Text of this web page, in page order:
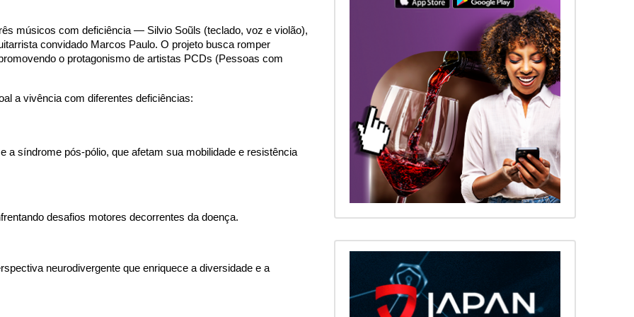
músicos com deficiência — Silvio Soũls (teclado, voz e violão),
convidado Marcos Paulo. O projeto busca romper
o protagonismo de artistas PCDs (Pessoas com
a vivência com diferentes deficiências:
a síndrome pós-pólio, que afetam sua mobilidade e resistência
desafios motores decorrentes da doença.
neurodivergente que enriquece a diversidade e a